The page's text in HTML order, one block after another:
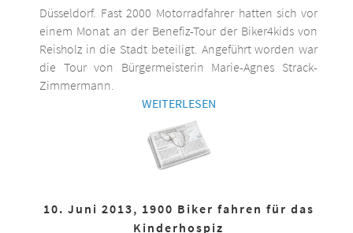
Düsseldorf. Fast 2000 Motorradfahrer hatten sich vor
einem Monat an der Benefiz-Tour der Biker4kids von
Reisholz in die Stadt beteiligt. Angeführt worden war
die Tour von Bürgermeisterin Marie-Agnes Strack-
Zimmermann.
WEITERLESEN
10. Juni 2013, 1900 Biker fahren für das
Kinderhospiz